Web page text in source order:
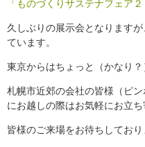
「ものづくりサステナフェア２
久しぶりの展示会となります
ています。
東京からはちょっと（かなり
札幌市近郊の会社の皆様（ピ
にお越しの際はお気軽にお立ち
皆様のご来場をお待ちしており